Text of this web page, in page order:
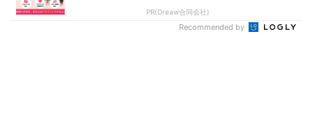
PR(Dreaw合同会社)
Recommended by